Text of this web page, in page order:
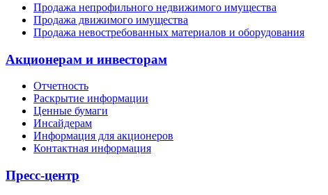
Продажа непрофильного недвижимого имущества
Продажа движимого имущества
Продажа невостребованных материалов и оборудования
Акционерам и инвесторам
Отчетность
Раскрытие информации
Ценные бумаги
Инсайдерам
Информация для акционеров
Контактная информация
Пресс-центр